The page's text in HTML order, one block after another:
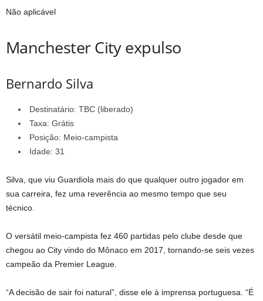
Não aplicável
Manchester City expulso
Bernardo Silva
Destinatário: TBC (liberado)
Taxa: Grátis
Posição: Meio-campista
Idade: 31
Silva, que viu Guardiola mais do que qualquer outro jogador em
sua carreira, fez uma reverência ao mesmo tempo que seu
técnico.
O versátil meio-campista fez 460 partidas pelo clube desde que
chegou ao City vindo do Mônaco em 2017, tornando-se seis vezes
campeão da Premier League.
“A decisão de sair foi natural”, disse ele à imprensa portuguesa. “É